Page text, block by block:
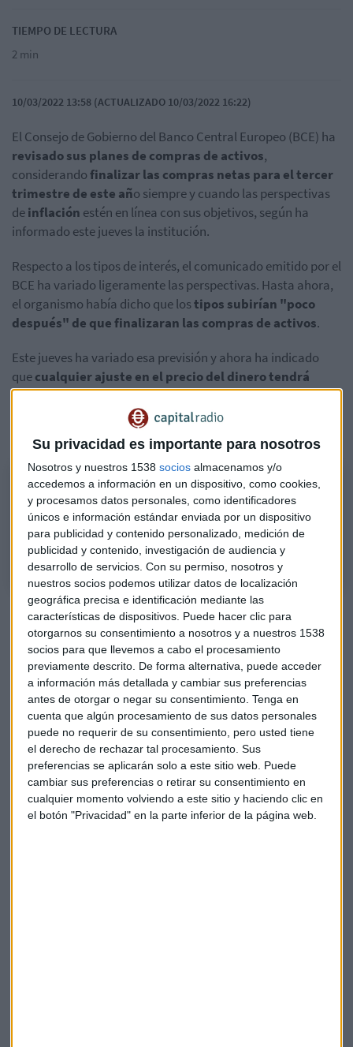
Su privacidad es importante para nosotros
Nosotros y nuestros 1538 socios almacenamos y/o
accedemos a información en un dispositivo, como cookies,
y procesamos datos personales, como identificadores
únicos e información estándar enviada por un dispositivo
para publicidad y contenido personalizado, medición de
publicidad y contenido, investigación de audiencia y
desarrollo de servicios. Con su permiso, nosotros y
nuestros socios podemos utilizar datos de localización
geográfica precisa e identificación mediante las
características de dispositivos. Puede hacer clic para
otorgarnos su consentimiento a nosotros y a nuestros 1538
socios para que llevemos a cabo el procesamiento
previamente descrito. De forma alternativa, puede acceder
a información más detallada y cambiar sus preferencias
antes de otorgar o negar su consentimiento. Tenga en
cuenta que algún procesamiento de sus datos personales
puede no requerir de su consentimiento, pero usted tiene
el derecho de rechazar tal procesamiento. Sus
preferencias se aplicarán solo a este sitio web. Puede
cambiar sus preferencias o retirar su consentimiento en
cualquier momento volviendo a este sitio y haciendo clic en
el botón "Privacidad" en la parte inferior de la página web.
TIEMPO DE LECTURA
2 min
10/03/2022 13:58 (ACTUALIZADO 10/03/2022 16:22)
El Consejo de Gobierno del Banco Central Europeo (BCE) ha
revisado sus planes de compras de activos,
considerandofinalizar las compras netas para el tercer
trimestre de este año siempre y cuando las perspectivas
deinflación estén en línea con sus objetivos, según ha
informado este jueves la institución.
Respecto a los tipos de interés, el comunicado emitido por el
BCE ha variado ligeramente las perspectivas. Hasta ahora,
el organismo había dicho que lostipos subirían "poco
después" de que finalizaran las compras de activos.
Este jueves ha variado esa previsión y ahora ha indicado
quecualquier ajuste en el precio del dinero tendrá
lugar "en algún momento"después de que finalicen las
compras netas de activos. Asimismo, cualquier cambio en
"será gradual"
Especial | Banco Central Europeo [10.03.2022]
¿Cuál ha sido en el mensaje de Christine Lagarde, presidenta del Banco
Central Europeo, tras la reunión del Consejo de Gobierno del supervisor
comunitario?
Las bolsas europeas detienen las subidas a la
espera del BCE